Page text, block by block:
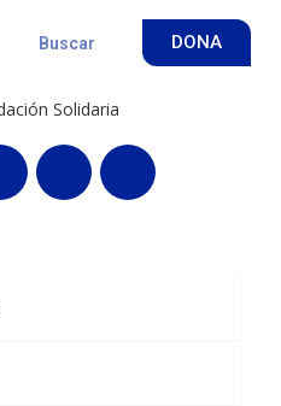
DONA